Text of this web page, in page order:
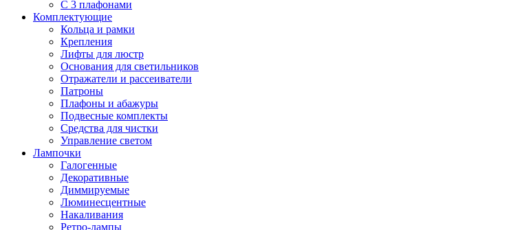
С 3 плафонами
Комплектующие
Кольца и рамки
Крепления
Лифты для люстр
Основания для светильников
Отражатели и рассеиватели
Патроны
Плафоны и абажуры
Подвесные комплекты
Средства для чистки
Управление светом
Лампочки
Галогенные
Декоративные
Диммируемые
Люминесцентные
Накаливания
Ретро-лампы